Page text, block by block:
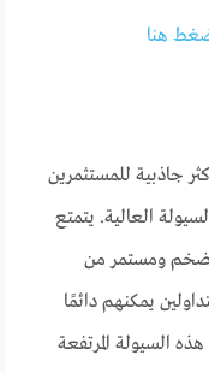
هنا
جاذبية للمستثمرين
العالية. يتمتع
ومستمر من
يمكنهم دائمًا
السيولة المرتفعة